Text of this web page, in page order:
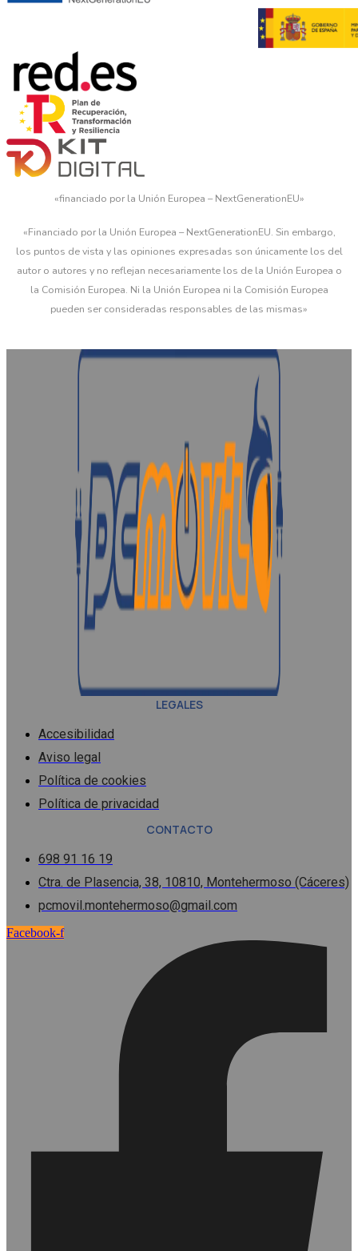
«financiado por la Unión Europea – NextGenerationEU»
«Financiado por la Unión Europea – NextGenerationEU. Sin embargo,
los puntos de vista y las opiniones expresadas son únicamente los del
autor o autores y no reflejan necesariamente los de la Unión Europea o
la Comisión Europea. Ni la Unión Europea ni la Comisión Europea
pueden ser consideradas responsables de las mismas»
LEGALES
Accesibilidad
Aviso legal
Política de cookies
Política de privacidad
CONTACTO
698 91 16 19
Ctra. de Plasencia, 38, 10810, Montehermoso (Cáceres)
pcmovil.montehermoso@gmail.com
Facebook-f